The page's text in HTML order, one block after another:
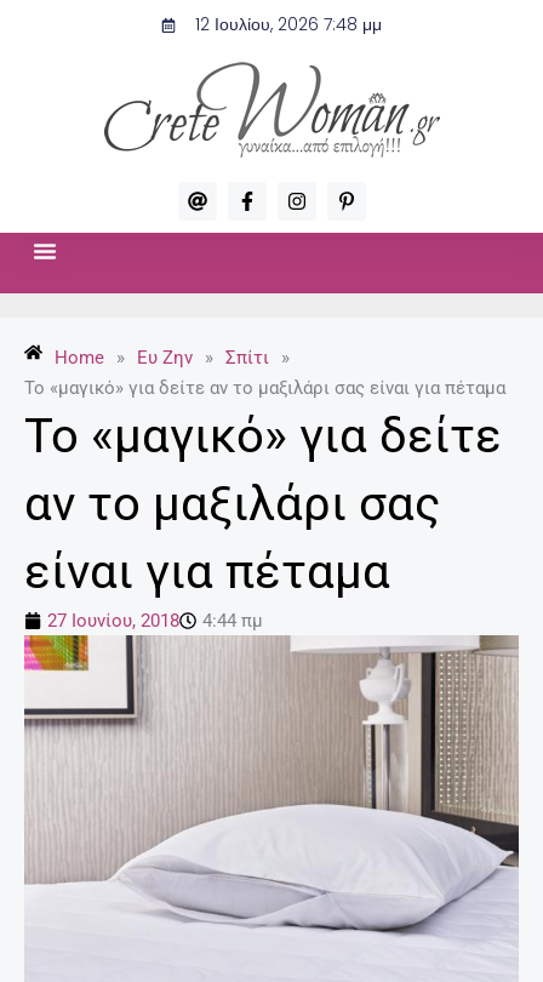
12 Ιουλίου, 2026 7:48 μμ
A
t
F
a
c
f
I
n
s
P
i
n
p
Home » Ευ Ζην » Σπίτι
»
Το «μαγικό» για δείτε αν το μαξιλάρι σας είναι για πέταμα
Το «μαγικό» για δείτε
αν το μαξιλάρι σας
είναι για πέταμα
27 Ιουνίου, 2018 4:44 πμ